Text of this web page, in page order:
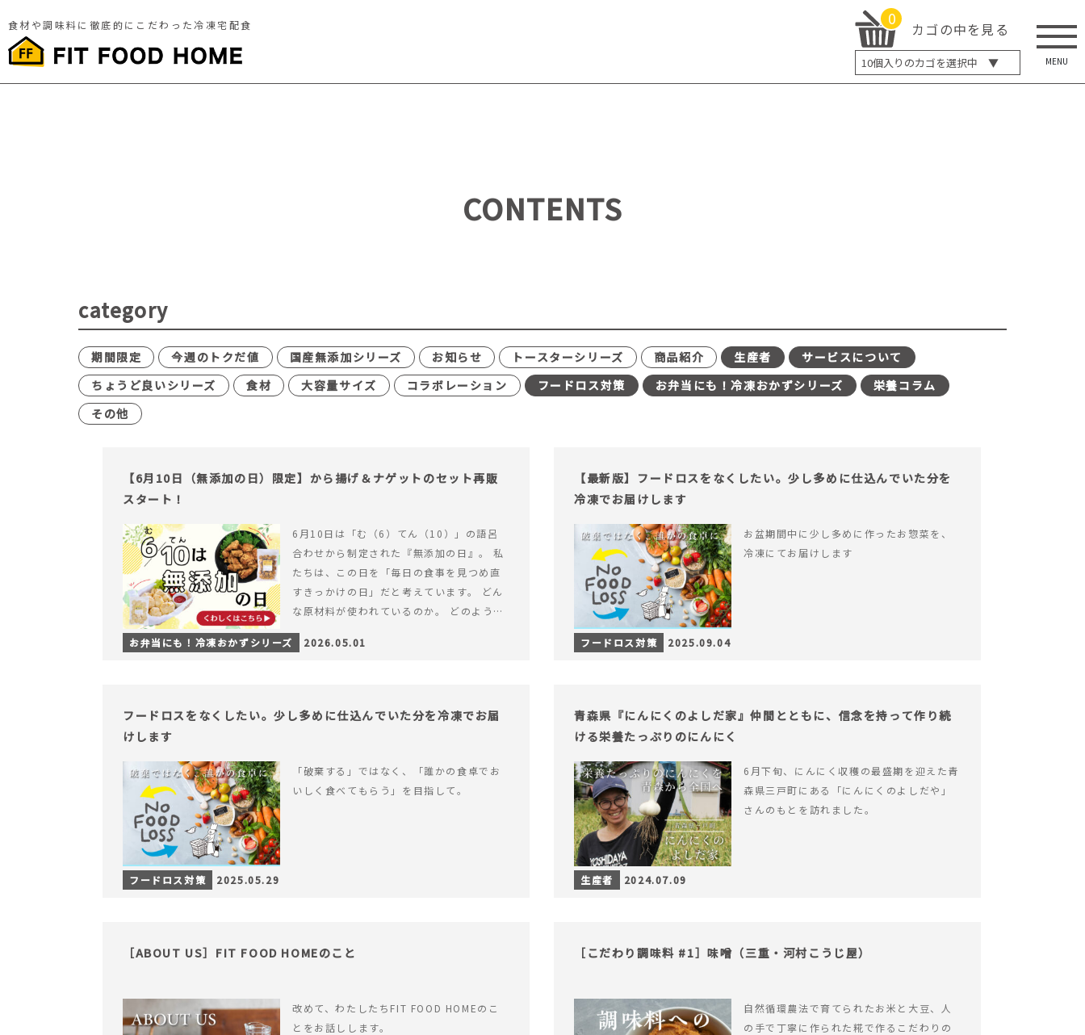
食材や調味料に徹底的にこだわった冷凍宅配食 0
カゴの中を見る
10個入りのカゴを選択中 ▼
5個入り
MENU
CONTENTS
category
期間限定 今週のトクだ値 国産無添加シリーズ お知らせ トースターシリーズ 商品紹介 生産者
サービスについて
ちょうど良いシリーズ
食材 大容量サイズ コラボレーション フードロス対策 お弁当にも！冷凍おかずシリーズ
栄養コラム
その他
【6月10日（無添加の日）限定】から揚げ＆ナゲットのセット再販
スタート！
6月10日は「む（6）てん（10）」の語呂
合わせから制定された『無添加の日』。 私
たちは、この日を「毎日の食事を見つめ直
すきっかけの日」だと考えています。 どん
な原材料が使われているのか。 どのように
つくられているのか。&hellip; 続きを読む
【6月10日（無添加の日）限定】から揚げ
お弁当にも！冷凍おかずシリーズ 2026.05.01
【最新版】フードロスをなくしたい。少し多めに仕込んでいた分を
冷凍でお届けします
お盆期間中に少し多めに作ったお惣菜を、
冷凍にてお届けします
フードロス対策 2025.09.04
フードロスをなくしたい。少し多めに仕込んでいた分を冷凍でお届
けします
「破棄する」ではなく、「誰かの食卓でお
いしく食べてもらう」を目指して。
フードロス対策 2025.05.29
青森県『にんにくのよしだ家』仲間とともに、信念を持って作り続
ける栄養たっぷりのにんにく
6月下旬、にんにく収穫の最盛期を迎えた青
森県三戸町にある「にんにくのよしだや」
さんのもとを訪れました。
生産者 2024.07.09
［ABOUT US］FIT FOOD HOMEのこと
改めて、わたしたちFIT FOOD HOMEのこ
とをお話しします。
［こだわり調味料 #1］味噌（三重・河村こうじ屋）
自然循環農法で育てられたお米と大豆、人
の手で丁寧に作られた糀で作るこだわりの